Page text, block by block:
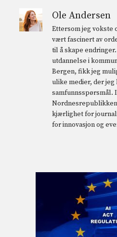
Ole Andersen
Ettersom jeg vokste
vært fascinert av
til å skape
utdannelse i
Bergen, fikk jeg
ulike medier, der jeg
samfunnsspørsmål.
kjærlighet for
for innovasjon og